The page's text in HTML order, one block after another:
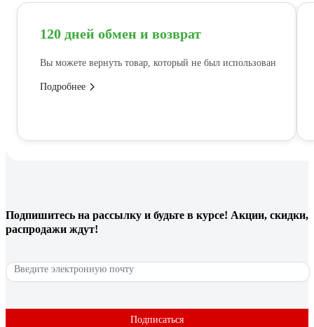
120 дней обмен и возврат
Вы можете вернуть товар, который не был использован
Подробнее
Подпишитесь на рассылку и будьте в курсе! Акции, скидки,
распродажи ждут!
Подписаться